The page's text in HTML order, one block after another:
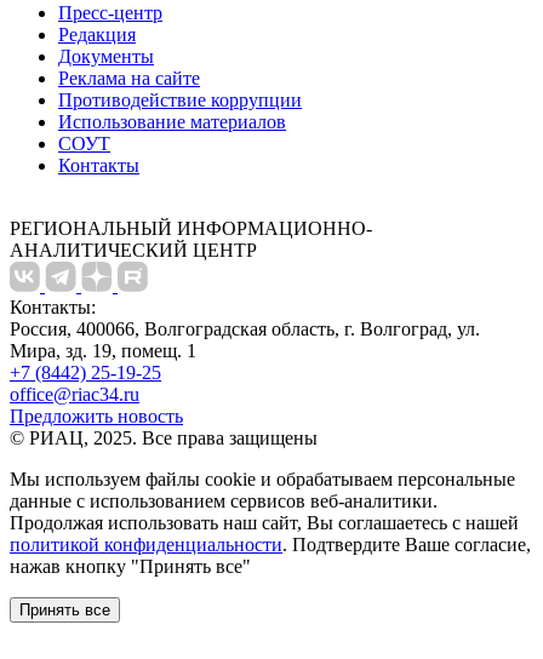
Пресс-центр
Редакция
Документы
Реклама на сайте
Противодействие коррупции
Использование материалов
СОУТ
Контакты
РЕГИОНАЛЬНЫЙ ИНФОРМАЦИОННО-
АНАЛИТИЧЕСКИЙ ЦЕНТР
Контакты:
Россия, 400066, Волгоградская область, г. Волгоград, ул.
Мира, зд. 19, помещ. 1
+7 (8442) 25-19-25
office@riac34.ru
Предложить новость
© РИАЦ, 2025. Все права защищены
Мы используем файлы сookie и обрабатываем персональные
данные с использованием сервисов веб-аналитики.
Продолжая использовать наш сайт, Вы соглашаетесь с нашей
политикой конфиденциальности. Подтвердите Ваше согласие,
нажав кнопку "Принять все"
Принять все